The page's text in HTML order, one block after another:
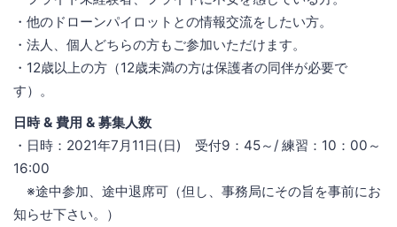
・他のドローンパイロットとの情報交流をしたい方。
・法人、個人どちらの方もご参加いただけます。
・12歳以上の方（12歳未満の方は保護者の同伴が必要で
す）。
日時 & 費用 & 募集人数
・日時：2021年7月11日(日) 受付9：45～/ 練習：10：00～
16:00
※途中参加、途中退席可（但し、事務局にその旨を事前にお
知らせ下さい。）